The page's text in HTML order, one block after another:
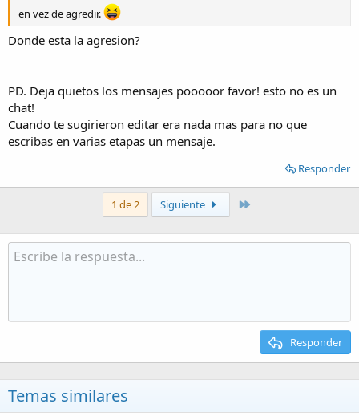
en vez de agredir.
Donde esta la agresion?
PD. Deja quietos los mensajes pooooor favor! esto no es un
chat!
Cuando te sugirieron editar era nada mas para no que
escribas en varias etapas un mensaje.
Responder
1 de 2 Siguiente
Responder
Temas similares